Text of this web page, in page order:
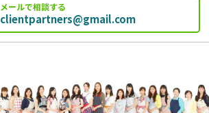
メールで相談する
clientpartners@gmail.com